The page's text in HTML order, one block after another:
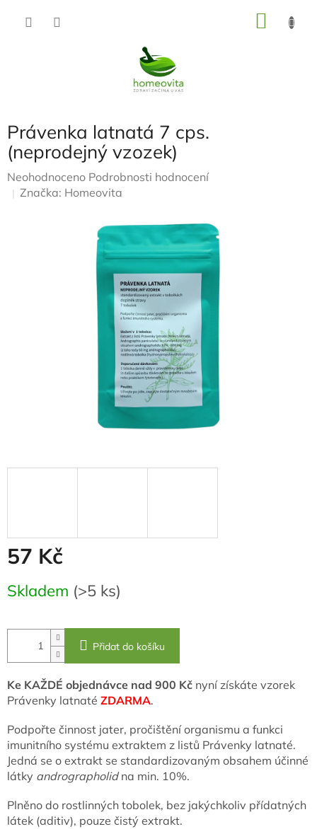
Právenka latnatá 7 cps.
(neprodejný vzozek)
Průměrné
hodnocení
Neohodnoceno Podrobnosti hodnocení
Značka: Homeovita
57 Kč
Měrná
cena:
Skladem (>5 ks)
Přidat do košíku
Ke KAŽDÉ objednávce nad 900 Kč nyní získáte vzorek
Právenky latnaté ZDARMA.
Podpořte činnost jater, pročištění organismu a funkci
imunitního systému extraktem z listů Právenky latnaté.
Jedná se o extrakt se standardizovaným obsahem účinné
látky andrographolidna min. 10%.
Plněno do rostlinných tobolek, bez jakýchkoliv přídatných
látek (aditiv), pouze čistý extrakt.